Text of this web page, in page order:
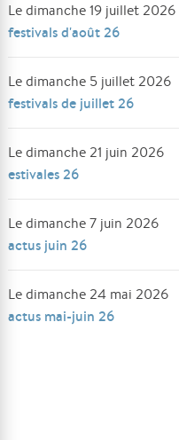
Le dimanche 19 juillet 2026
festivals d'août 26
Le dimanche 5 juillet 2026
festivals de juillet 26
Le dimanche 21 juin 2026
estivales 26
Le dimanche 7 juin 2026
actus juin 26
Le dimanche 24 mai 2026
actus mai-juin 26